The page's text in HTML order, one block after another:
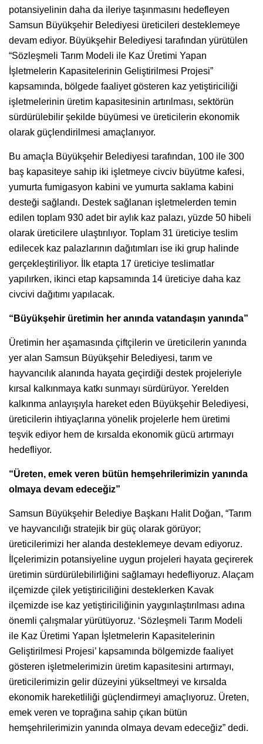
potansiyelinin daha da ileriye taşınmasını hedefleyen
Samsun Büyükşehir Belediyesi üreticileri desteklemeye
devam ediyor. Büyükşehir Belediyesi tarafından yürütülen
“Sözleşmeli Tarım Modeli ile Kaz Üretimi Yapan
İşletmelerin Kapasitelerinin Geliştirilmesi Projesi”
kapsamında, bölgede faaliyet gösteren kaz yetiştiriciliği
işletmelerinin üretim kapasitesinin artırılması, sektörün
sürdürülebilir şekilde büyümesi ve üreticilerin ekonomik
olarak güçlendirilmesi amaçlanıyor.
Bu amaçla Büyükşehir Belediyesi tarafından, 100 ile 300
baş kapasiteye sahip iki işletmeye civciv büyütme kafesi,
yumurta fumigasyon kabini ve yumurta saklama kabini
desteği sağlandı. Destek sağlanan işletmelerden temin
edilen toplam 930 adet bir aylık kaz palazı, yüzde 50 hibeli
olarak üreticilere ulaştırılıyor. Toplam 31 üreticiye teslim
edilecek kaz palazlarının dağıtımları ise iki grup halinde
gerçekleştiriliyor. İlk etapta 17 üreticiye teslimatlar
yapılırken, ikinci etap kapsamında 14 üreticiye daha kaz
civcivi dağıtımı yapılacak.
“Büyükşehir üretimin her anında vatandaşın yanında”
Üretimin her aşamasında çiftçilerin ve üreticilerin yanında
yer alan Samsun Büyükşehir Belediyesi, tarım ve
hayvancılık alanında hayata geçirdiği destek projeleriyle
kırsal kalkınmaya katkı sunmayı sürdürüyor. Yerelden
kalkınma anlayışıyla hareket eden Büyükşehir Belediyesi,
üreticilerin ihtiyaçlarına yönelik projelerle hem üretimi
teşvik ediyor hem de kırsalda ekonomik gücü artırmayı
hedefliyor.
“Üreten, emek veren bütün hemşehrilerimizin yanında
olmaya devam edeceğiz”
Samsun Büyükşehir Belediye Başkanı Halit Doğan, “Tarım
ve hayvancılığı stratejik bir güç olarak görüyor;
üreticilerimizi her alanda desteklemeye devam ediyoruz.
İlçelerimizin potansiyeline uygun projeleri hayata geçirerek
üretimin sürdürülebilirliğini sağlamayı hedefliyoruz. Alaçam
ilçemizde çilek yetiştiriciliğini desteklerken Kavak
ilçemizde ise kaz yetiştiriciliğinin yaygınlaştırılması adına
önemli çalışmalar yürütüyoruz. ‘Sözleşmeli Tarım Modeli
ile Kaz Üretimi Yapan İşletmelerin Kapasitelerinin
Geliştirilmesi Projesi’ kapsamında bölgemizde faaliyet
gösteren işletmelerimizin üretim kapasitesini artırmayı,
üreticilerimizin gelir düzeyini yükseltmeyi ve kırsalda
ekonomik hareketliliği güçlendirmeyi amaçlıyoruz. Üreten,
emek veren ve toprağına sahip çıkan bütün
hemşehrilerimizin yanında olmaya devam edeceğiz” dedi.